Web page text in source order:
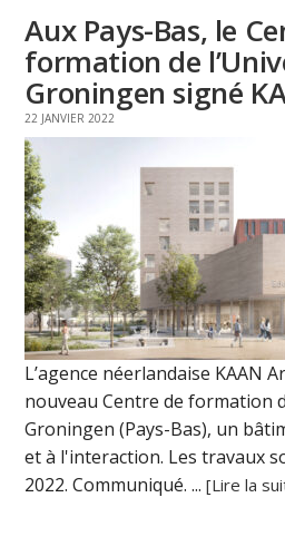
Aux Pays-Bas, le
formation de
Groningen signé
22 JANVIER 2022
L’agence néerlandaise KAAN
nouveau Centre de formation
Groningen (Pays-Bas), un
et à l'interaction. Les travaux
2022. Communiqué. ...[Lire la